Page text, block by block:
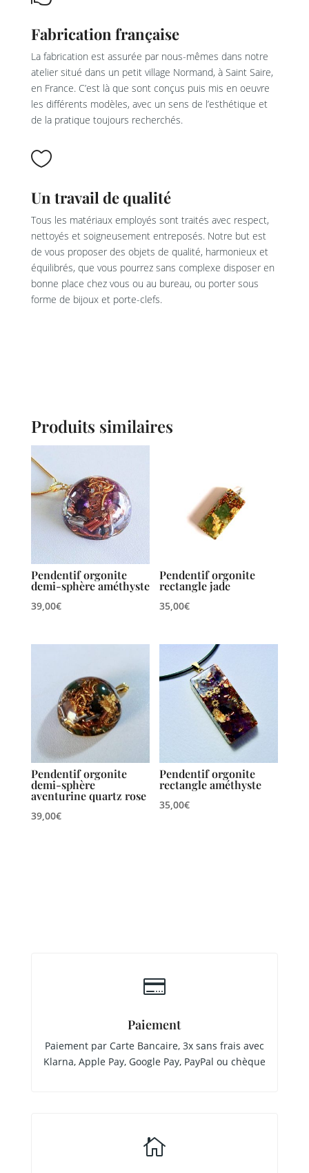
Fabrication française
La fabrication est assurée par nous-mêmes dans notre
atelier situé dans un petit village Normand, à Saint Saire,
en France. C’est là que sont conçus puis mis en oeuvre
les différents modèles, avec un sens de l’esthétique et
de la pratique toujours recherchés.

Un travail de qualité
Tous les matériaux employés sont traités avec respect,
nettoyés et soigneusement entreposés. Notre but est
de vous proposer des objets de qualité, harmonieux et
équilibrés, que vous pourrez sans complexe disposer en
bonne place chez vous ou au bureau, ou porter sous
forme de bijoux et porte-clefs.
Produits similaires
Pendentif orgonite
demi-sphère améthyste
39,00€
Pendentif orgonite
rectangle jade
35,00€
Pendentif orgonite
demi-sphère
aventurine quartz rose
39,00€
Pendentif orgonite
rectangle améthyste
35,00€

Paiement
Paiement par Carte Bancaire, 3x sans frais avec
Klarna, Apple Pay, Google Pay, PayPal ou chèque
